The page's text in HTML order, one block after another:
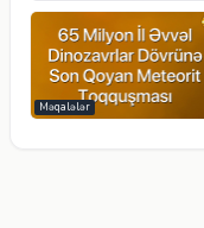
Məqalələr